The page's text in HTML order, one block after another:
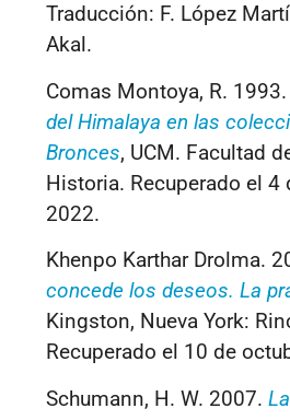
Traducción: F. López
Akal.
Comas Montoya, R. 1993.
del Himalaya en las
Bronces, UCM. Facultad
Historia. Recuperado el 4
2022.
Khenpo Karthar Drolma.
concede los deseos. La
Kingston, Nueva York:
Recuperado el 10 de
Schumann, H. W. 2007.